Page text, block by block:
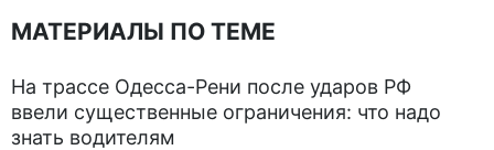
МАТЕРИАЛЫ ПО ТЕМЕ
На трассе Одесса-Рени после ударов РФ
ввели существенные ограничения: что надо
знать водителям